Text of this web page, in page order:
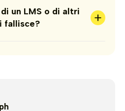
un LMS o di altri
fallisce?
+